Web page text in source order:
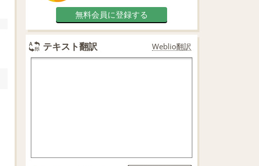
無料会員に登録する
テキスト翻訳 Weblio翻訳